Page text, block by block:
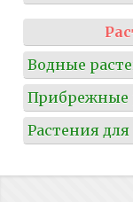
Водные
Прибрежные
Растения для